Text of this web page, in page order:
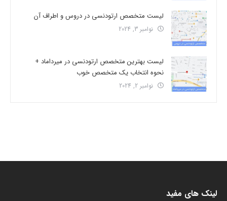
لیست متخصص ارتودنسی در دروس و اطراف آن
نوامبر 3, 2024
لیست بهترین متخصص ارتودنسی در میرداماد +
نحوه انتخاب یک متخصص خوب
نوامبر 2, 2024
لینک های مفید